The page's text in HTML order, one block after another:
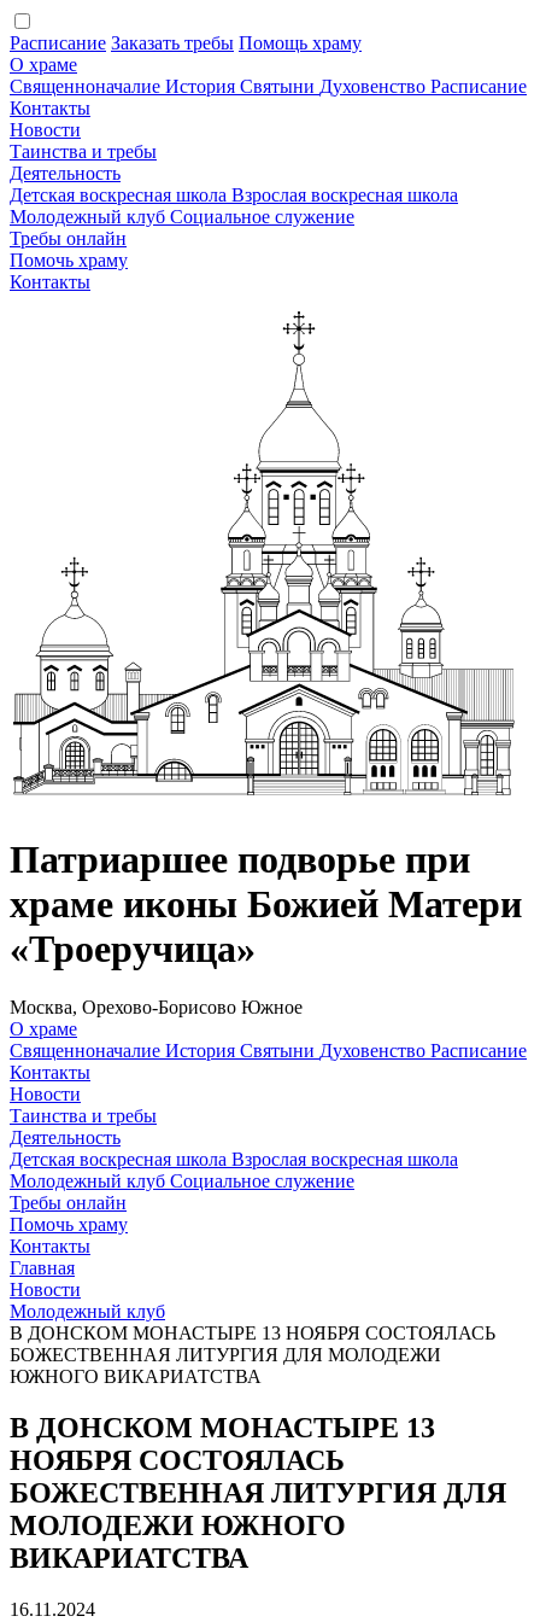
Расписание Заказать требы Помощь храму
О храме
Священноначалие История Святыни Духовенство Расписание
Контакты
Новости
Таинства и требы
Деятельность
Детская воскресная школа Взрослая воскресная школа
Молодежный клуб Социальное служение
Требы онлайн
Помочь храму
Контакты
Патриаршее подворье при
храме иконы Божией Матери
«Троеручица»
Москва, Орехово-Борисово Южное
О храме
Священноначалие История Святыни Духовенство Расписание
Контакты
Новости
Таинства и требы
Деятельность
Детская воскресная школа Взрослая воскресная школа
Молодежный клуб Социальное служение
Требы онлайн
Помочь храму
Контакты
Главная
Новости
Молодежный клуб
В ДОНСКОМ МОНАСТЫРЕ 13 НОЯБРЯ СОСТОЯЛАСЬ
БОЖЕСТВЕННАЯ ЛИТУРГИЯ ДЛЯ МОЛОДЕЖИ
ЮЖНОГО ВИКАРИАТСТВА
В ДОНСКОМ МОНАСТЫРЕ 13
НОЯБРЯ СОСТОЯЛАСЬ
БОЖЕСТВЕННАЯ ЛИТУРГИЯ ДЛЯ
МОЛОДЕЖИ ЮЖНОГО
ВИКАРИАТСТВА
16.11.2024